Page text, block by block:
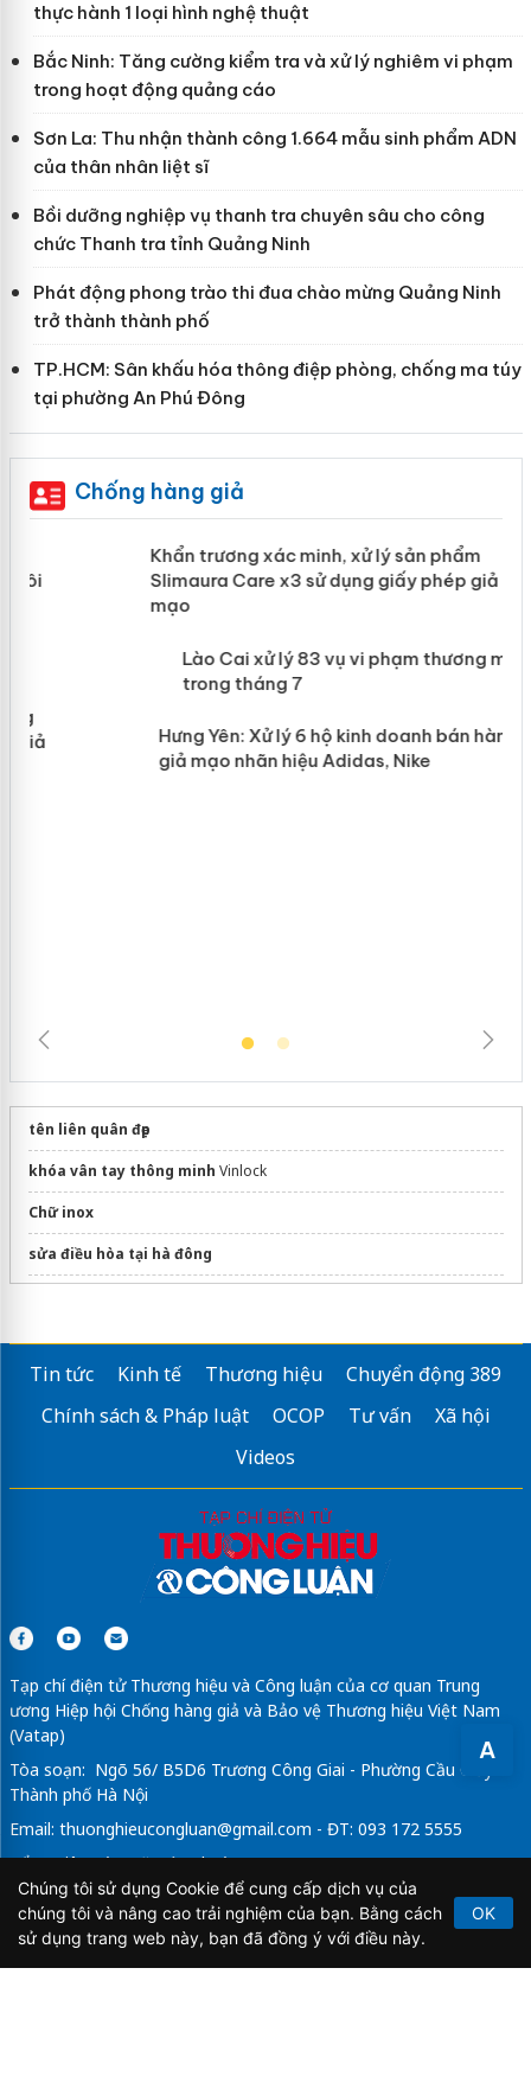
A
thực hành 1 loại hình nghệ thuật
Bắc Ninh: Tăng cường kiểm tra và xử lý nghiêm vi phạm
trong hoạt động quảng cáo
Sơn La: Thu nhận thành công 1.664 mẫu sinh phẩm ADN
của thân nhân liệt sĩ
Bồi dưỡng nghiệp vụ thanh tra chuyên sâu cho công
chức Thanh tra tỉnh Quảng Ninh
Phát động phong trào thi đua chào mừng Quảng Ninh
trở thành thành phố
TP.HCM: Sân khấu hóa thông điệp phòng, chống ma túy
tại phường An Phú Đông
Chống hàng giả
Khẩn trương xác minh, xử lý sản phẩm
Slimaura Care x3 sử dụng giấy phép
giả mạo
mại trong tháng 7
tên liên quân đẹp
khóa vân tay thông minh Vinlock
Chữ inox
sửa điều hòa tại hà đông
kích thước quạt thông gió nhà vệ sinhTổng Kho Quạt Điện
sửa laptop bình thạnh
Tin tức Kinh tế Thương hiệu
Chuyển động 389
Chính sách & Pháp luật
OCOP Tư vấn
Xã hội
Videos
Tạp chí điện tử Thương hiệu và Công luận của cơ quan Trung
ương Hiệp hội Chống hàng giả và Bảo vệ Thương hiệu Việt Nam
(Vatap)
Tòa soạn: Ngõ 56/ B5D6 Trương Công Giai - Phường Cầu Giấy -
Thành phố Hà Nội
Email: thuonghieucongluan@gmail.com - ĐT: 093 172 5555
Tổng Biên Tập: Vũ Đức Thuận
Giấy phép hoạt động báo chí điện tử số 64/GP-BTTTT do Bộ
Thông tin và Truyền thông cấp ngày 21/2/2020.
Chúng tôi sử dụng Cookie để cung cấp dịch vụ của
chúng tôi và nâng cao trải nghiệm của bạn. Bằng cách
sử dụng trang web này, bạn đã đồng ý với điều này.
OK